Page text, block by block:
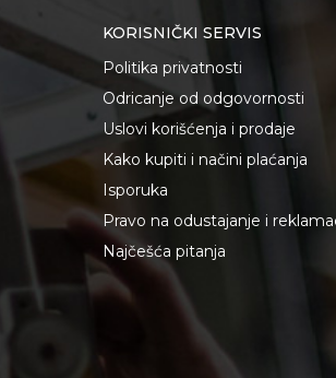
KORISNIČKI SERVIS
Politika privatnosti
Odricanje od odgovornosti
Uslovi korišćenja i prodaje
Kako kupiti i načini plaćanja
Isporuka
Pravo na odustajanje i
Najčešća pitanja